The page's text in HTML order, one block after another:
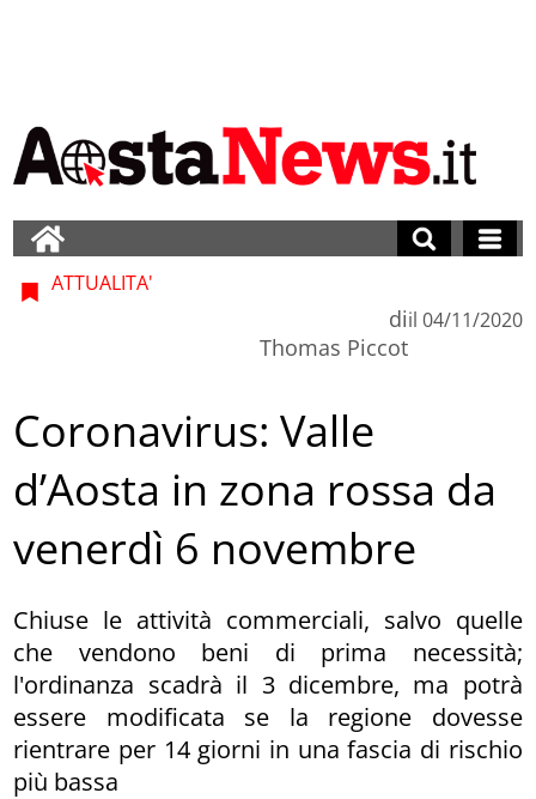
ATTUALITA'
di
Thomas Piccot
il 04/11/2020
Coronavirus: Valle
d’Aosta in zona rossa da
venerdì 6 novembre
Chiuse le attività commerciali, salvo quelle
che vendono beni di prima necessità;
l'ordinanza scadrà il 3 dicembre, ma potrà
essere modificata se la regione dovesse
rientrare per 14 giorni in una fascia di rischio
più bassa